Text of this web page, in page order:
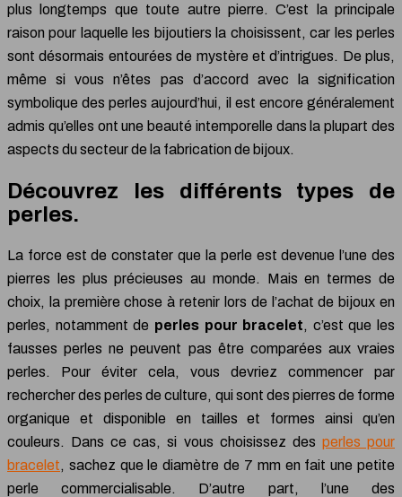
plus longtemps que toute autre pierre. C’est la principale
raison pour laquelle les bijoutiers la choisissent, car les perles
sont désormais entourées de mystère et d’intrigues. De plus,
même si vous n’êtes pas d’accord avec la signification
symbolique des perles aujourd’hui, il est encore généralement
admis qu’elles ont une beauté intemporelle dans la plupart des
aspects du secteur de la fabrication de bijoux.
Découvrez les différents types de
perles.
La force est de constater que la perle est devenue l’une des
pierres les plus précieuses au monde. Mais en termes de
choix, la première chose à retenir lors de l’achat de bijoux en
perles, notamment de perles pour bracelet, c’est que les
fausses perles ne peuvent pas être comparées aux vraies
perles. Pour éviter cela, vous devriez commencer par
rechercher des perles de culture, qui sont des pierres de forme
organique et disponible en tailles et formes ainsi qu’en
couleurs. Dans ce cas, si vous choisissez des perles pour
bracelet, sachez que le diamètre de 7 mm en fait une petite
perle commercialisable. D’autre part, l’une des